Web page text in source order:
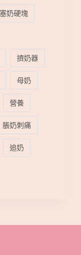
塞奶硬塊
擠奶器
母奶
營養
脹奶刺痛
追奶